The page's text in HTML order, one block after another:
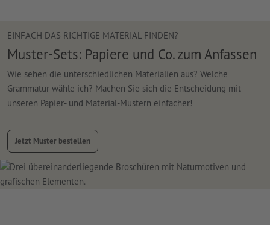
EINFACH DAS RICHTIGE MATERIAL FINDEN?
Muster-Sets: Papiere und Co. zum Anfassen
Wie sehen die unterschiedlichen Materialien aus? Welche
Grammatur wähle ich? Machen Sie sich die Entscheidung mit
unseren Papier- und Material-Mustern einfacher!
Jetzt Muster bestellen